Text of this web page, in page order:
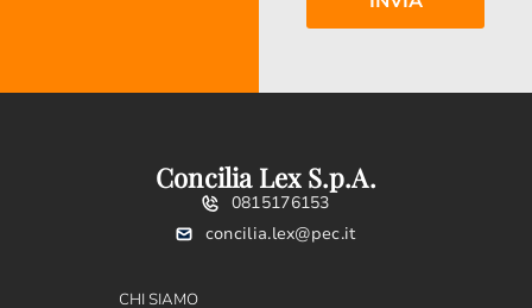
Concilia Lex S.p.A.
0815176153
concilia.lex@pec.it
CHI SIAMO